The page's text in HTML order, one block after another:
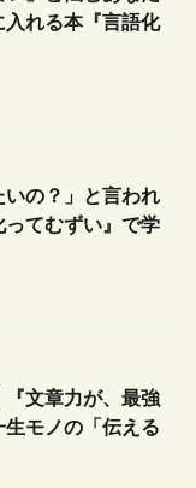
れる本『言語化
いの？」と言われ
てむずい』で学
文章力が、最強
モノの「伝える